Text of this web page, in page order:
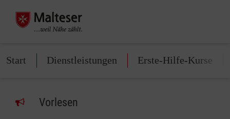
Start Dienstleistungen Erste-Hilfe-Kurse
Vorlesen